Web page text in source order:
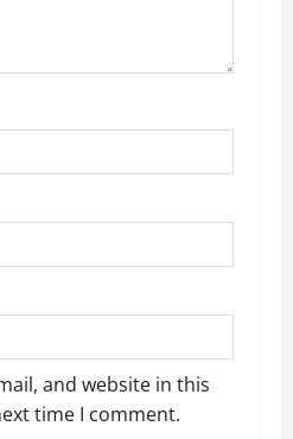
and website in this
time I comment.